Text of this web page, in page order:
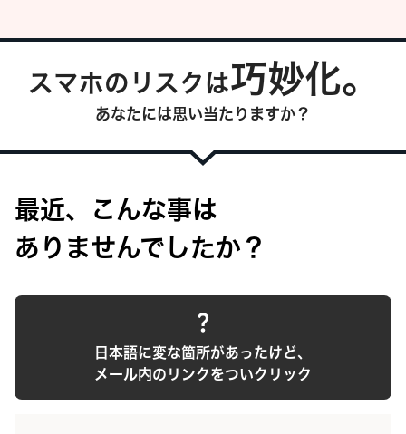
スマホのリスクは巧妙化。
あなたには思い当たりますか？
最近、こんな事は
ありませんでしたか？
日本語に変な箇所があったけど、
メール内のリンクをついクリック